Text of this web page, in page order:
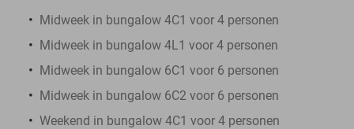
Midweek in bungalow 4C1 voor 4 personen
Midweek in bungalow 4L1 voor 4 personen
Midweek in bungalow 6C1 voor 6 personen
Midweek in bungalow 6C2 voor 6 personen
Weekend in bungalow 4C1 voor 4 personen